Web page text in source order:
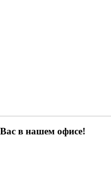
в нашем офисе!